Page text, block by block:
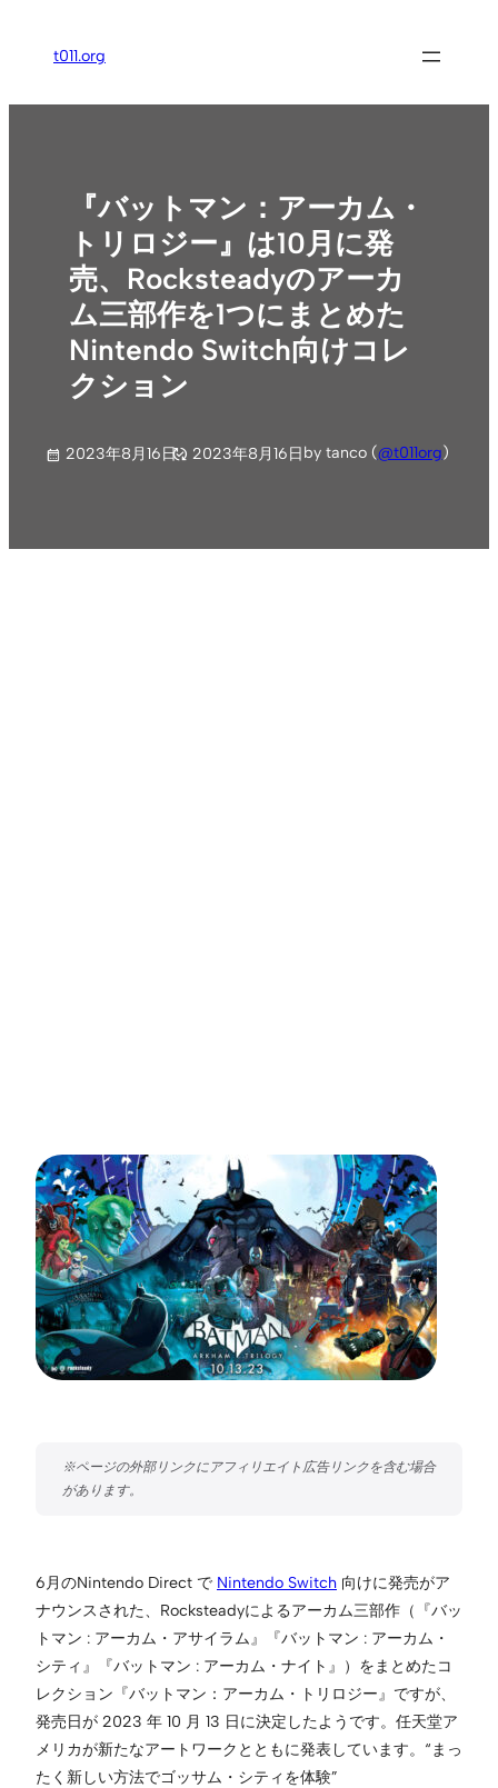
ス
t011.org
『バットマン：アーカム・
トリロジー』は10月に発
売、Rocksteadyのアーカ
ム三部作を1つにまとめた
Nintendo Switch向けコレ
クション
2023年8月16日 2023年8月16日by tanco (@t011org)
6月のNintendo Direct で Nintendo Switch 向けに発売がア
ナウンスされた、Rocksteadyによるアーカム三部作（『バッ
トマン : アーカム・アサイラム』『バットマン : アーカム・
シティ』『バットマン : アーカム・ナイト』）をまとめたコ
レクション『バットマン：アーカム・トリロジー』ですが、
発売日が 2023 年 10 月 13 日に決定したようです。任天堂ア
メリカが新たなアートワークとともに発表しています。“まっ
たく新しい方法でゴッサム・シティを体験”